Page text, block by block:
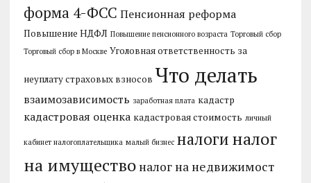
форма 4-ФСС Пенсионная реформа
Повышение НДФЛ Повышение пенсионного возраста Торговый сбор
Торговый сбор в Москве Уголовная ответственность за
неуплату страховых взносов Что делать
взаимозависимость заработная плата кадастр
кадастровая оценка кадастровая стоимость личный
кабинет налогоплательщика малый бизнес налоги налог
на имущество налог на недвижимост